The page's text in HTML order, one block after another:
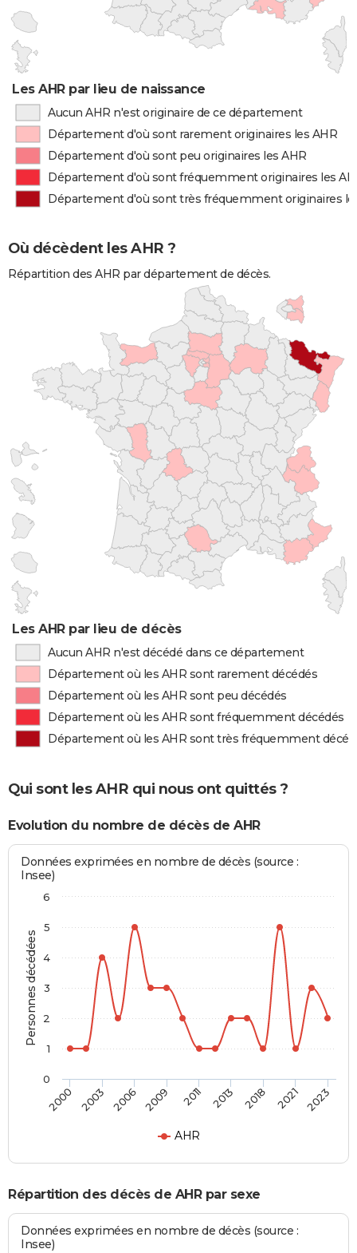
Les AHR par lieu de naissance
Aucun AHR n'est originaire de ce département
Département d'où sont rarement originaires les AHR
Département d'où sont peu originaires les AHR
Département d'où sont fréquemment originaires les
Département d'où sont très fréquemment originaires
Où décèdent les AHR ?
Répartition des AHR par département de décès.
Les AHR par lieu de décès
Aucun AHR n'est décédé dans ce département
Département où les AHR sont rarement décédés
Département où les AHR sont peu décédés
Département où les AHR sont fréquemment décédés
Département où les AHR sont très fréquemment
Qui sont les AHR qui nous ont quittés ?
Evolution du nombre de décès de AHR
Personnes décédées
Données exprimées en nombre de décès (source :
Insee)
AHR
2000 2003 2006 2009 2011 2013 2018 2021 2023
0
1
2
3
4
5
6
Répartition des décès de AHR par sexe
Données exprimées en nombre de décès (source :
Insee)